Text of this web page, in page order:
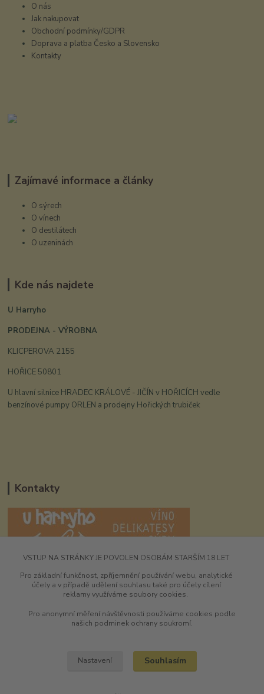
O nás
Jak nakupovat
Obchodní podmínky/GDPR
Doprava a platba Česko a Slovensko
Kontakty
Zajímavé informace a články
O sýrech
O vínech
O destilátech
O uzeninách
Kde nás najdete
U Harryho
PRODEJNA - VÝROBNA
KLICPEROVA 2155
HOŘICE 50801
U hlavní silnice HRADEC KRÁLOVÉ - JIČÍN v HOŘICÍCH vedle
benzínové pumpy ORLEN a prodejny Hořických trubiček
Kontakty
UHarryho.eu
+420 725 196 173
shawneeharry@seznam.cz
VSTUP NA STRÁNKY JE POVOLEN OSOBÁM STARŠÍM 18 LET
Pro základní funkčnost, zpříjemnění používání webu, analytické
účely a v případě udělení souhlasu také pro účely cílení
reklamy využíváme soubory cookies.
Pro anonymní měření návštěvnosti používáme cookies podle
našich podminek ochrany soukromí.
Nastavení Souhlasím